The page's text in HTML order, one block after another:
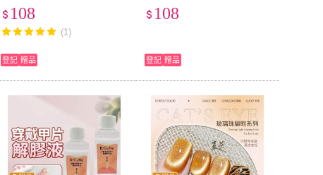
夢境貓眼 人氣貓眼膠 美甲凝
108
(1)
登記 贈品
裸色 人氣輕霧裸色 彩色光撩
108
登記 贈品